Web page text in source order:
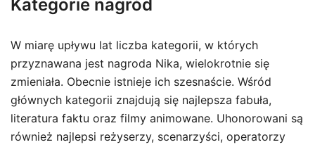
Kategorie nagród
W miarę upływu lat liczba kategorii, w których
przyznawana jest nagroda Nika, wielokrotnie się
zmieniała. Obecnie istnieje ich szesnaście. Wśród
głównych kategorii znajdują się najlepsza fabuła,
literatura faktu oraz filmy animowane. Uhonorowani są
również najlepsi reżyserzy, scenarzyści, operatorzy